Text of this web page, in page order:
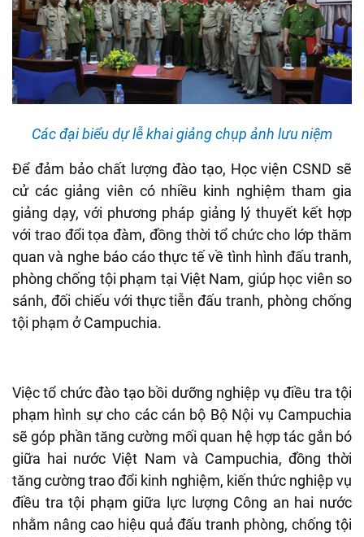
Các đại biểu dự lễ khai giảng chụp ảnh lưu niệm
Để đảm bảo chất lượng đào tạo, Học viện CSND sẽ
cử các giảng viên có nhiều kinh nghiệm tham gia
giảng dạy, với phương pháp giảng lý thuyết kết hợp
với trao đổi tọa đàm, đồng thời tổ chức cho lớp thăm
quan và nghe báo cáo thực tế về tình hình đấu tranh,
phòng chống tội phạm tại Việt Nam, giúp học viên so
sánh, đối chiếu với thực tiễn đấu tranh, phòng chống
tội phạm ở Campuchia.
Việc tổ chức đào tạo bồi dưỡng nghiệp vụ điều tra tội
phạm hình sự cho các cán bộ Bộ Nội vụ Campuchia
sẽ góp phần tăng cường mối quan hệ hợp tác gắn bó
giữa hai nước Việt Nam và Campuchia, đồng thời
tăng cường trao đổi kinh nghiệm, kiến thức nghiệp vụ
điều tra tội phạm giữa lực lượng Công an hai nước
nhằm nâng cao hiệu quả đấu tranh phòng, chống tội